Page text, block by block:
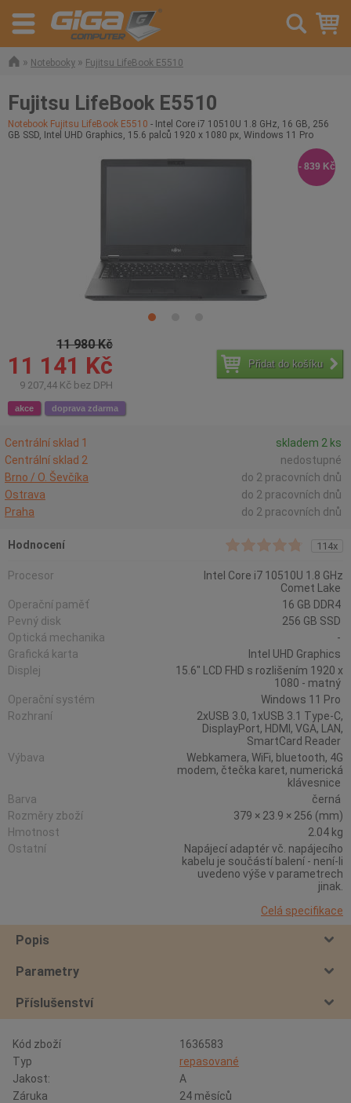
» Notebooky » Fujitsu LifeBook E5510
Fujitsu LifeBook E5510
Notebook Fujitsu LifeBook E5510 - Intel Core i7 10510U 1.8 GHz, 16 GB, 256
GB SSD, Intel UHD Graphics, 15.6 palců 1920 x 1080 px, Windows 11 Pro
11 980 Kč
11 141 Kč
9 207,44 Kč bez DPH
Přidat do košíku
akce doprava zdarma
- 839 Kč
Centrální sklad 1
skladem 2 ks
Centrální sklad 2
nedostupné
Brno / O. Ševčíka
do 2 pracovních dnů
Ostrava
do 2 pracovních dnů
Praha
do 2 pracovních dnů
Hodnocení 114x
Procesor
Intel Core i7 10510U 1.8 GHz
Comet Lake
Operační paměť
16 GB DDR4
Pevný disk
256 GB SSD
Optická mechanika
-
Grafická karta
Intel UHD Graphics
Displej
15.6" LCD FHD s rozlišením 1920 x
1080 - matný
Operační systém
Windows 11 Pro
Rozhraní
2xUSB 3.0, 1xUSB 3.1 Type-C,
DisplayPort, HDMI, VGA, LAN,
SmartCard Reader
Výbava
Webkamera, WiFi, bluetooth, 4G
modem, čtečka karet, numerická
klávesnice
Barva
černá
Rozměry zboží
379 × 23.9 × 256 (mm)
Hmotnost
2.04 kg
Ostatní
Napájecí adaptér vč. napájecího
kabelu je součástí balení - není-li
uvedeno výše v parametrech
jinak.
Celá specifikace
Popis
Parametry
Příslušenství
Kód zboží
1636583
Typ
repasované
Jakost:
A
Záruka
24 měsíců